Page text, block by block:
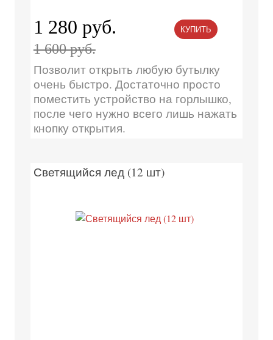
1 280 руб.
1 600 руб.
КУПИТЬ
Позволит открыть любую бутылку
очень быстро. Достаточно просто
поместить устройство на горлышко,
после чего нужно всего лишь нажать
кнопку открытия.
Светящийся лед (12 шт)